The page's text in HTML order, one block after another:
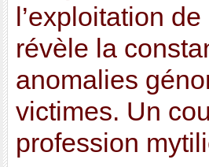
l’exploitation
révèle la
anomalies
victimes. Un
profession